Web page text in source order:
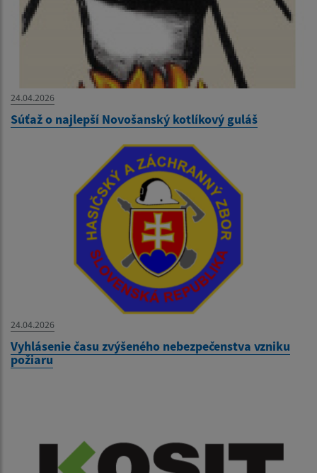
24.04.2026
Súťaž o najlepší Novošanský kotlíkový guláš
24.04.2026
Vyhlásenie času zvýšeného nebezpečenstva vzniku
požiaru